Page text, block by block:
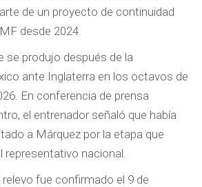
de un proyecto de continuidad
desde 2024.
se produjo después de la
ante Inglaterra en los octavos de
En conferencia de prensa
el entrenador señaló que había
a Márquez por la etapa que
representativo nacional.
fue confirmado el 9 de